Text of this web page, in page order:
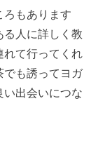
ろもあります
る人に詳しく教
れて行ってくれ
でも誘ってヨガ
い出会いにつな